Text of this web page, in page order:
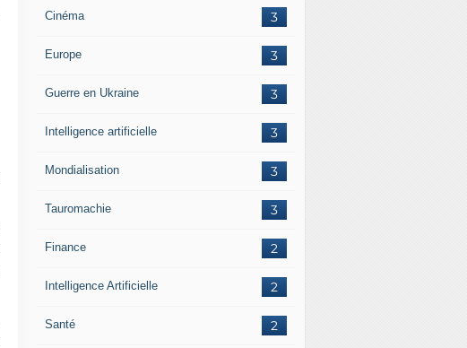
3
Cinéma
3
Europe
3
Guerre en Ukraine
3
Intelligence artificielle
3
Mondialisation
3
Tauromachie
2
Finance
2
Intelligence Artificielle
2
Santé